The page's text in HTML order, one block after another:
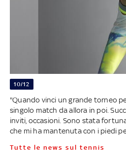
10/12
"Quando vinci un grande torneo
singolo match da allora in poi.
inviti, occasioni. Sono stata
che mi ha mantenuta con i piedi
Tutte le news sul tennis